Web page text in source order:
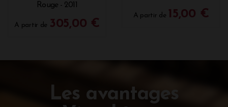
Rouge - 2011
A partir de 305,00 €
A partir de 15,00 €
Les avantages